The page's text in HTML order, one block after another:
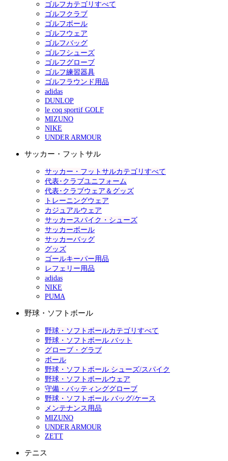
ゴルフカテゴリすべて
ゴルフクラブ
ゴルフボール
ゴルフウェア
ゴルフバッグ
ゴルフシューズ
ゴルフグローブ
ゴルフ練習器具
ゴルフラウンド用品
adidas
DUNLOP
le coq sportif GOLF
MIZUNO
NIKE
UNDER ARMOUR
サッカー・フットサル
サッカー・フットサルカテゴリすべて
代表･クラブユニフォーム
代表･クラブウェア＆グッズ
トレーニングウェア
カジュアルウェア
サッカースパイク・シューズ
サッカーボール
サッカーバッグ
グッズ
ゴールキーパー用品
レフェリー用品
adidas
NIKE
PUMA
野球・ソフトボール
野球・ソフトボールカテゴリすべて
野球・ソフトボール バット
グローブ・グラブ
ボール
野球・ソフトボール シューズ/スパイク
野球・ソフトボールウェア
守備・バッティンググローブ
野球・ソフトボール バッグ/ケース
メンテナンス用品
MIZUNO
UNDER ARMOUR
ZETT
テニス